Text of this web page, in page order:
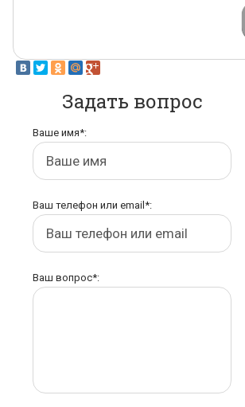
Задать вопрос
Ваше имя*:
Ваш телефон или email*:
Ваш вопрос*: